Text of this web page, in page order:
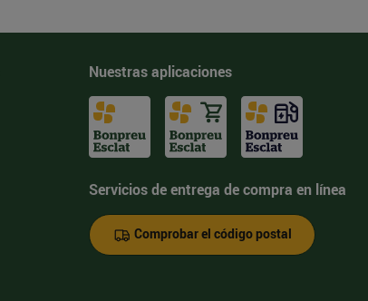
Nuestras aplicaciones
Servicios de entrega de compra en línea
Comprobar el código postal